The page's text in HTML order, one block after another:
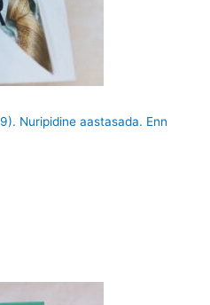
Nuripidine aastasada. Enn